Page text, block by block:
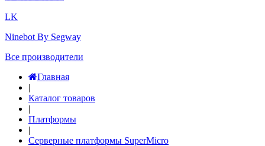
LK
Ninebot By Segway
Все производители
Главная
|
Каталог товаров
|
Платформы
|
Серверные платформы SuperMicro